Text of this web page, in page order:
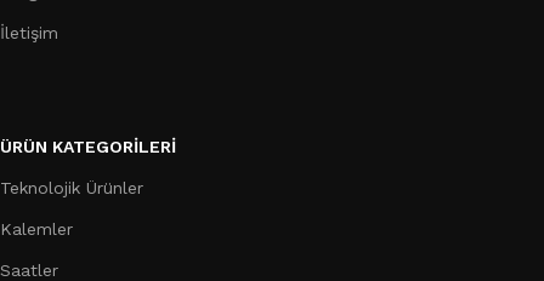
İletişim
ÜRÜN KATEGORILERI
Teknolojik Ürünler
Kalemler
Saatler